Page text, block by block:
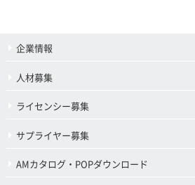
企業情報
人材募集
ライセンシー募集
サプライヤー募集
AMカタログ・POPダウンロード